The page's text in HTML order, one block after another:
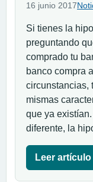
16 junio 2017
Si tienes la
preguntando
comprado tu
banco compra
circunstancias,
mismas
que ya
diferente, la
Leer artículo